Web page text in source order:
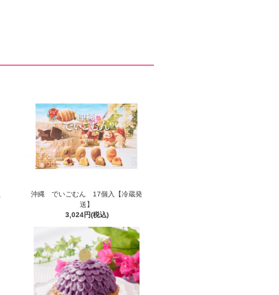
沖縄 でいごむん 17個入【冷蔵発
送】
3,024円(税込)